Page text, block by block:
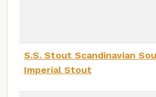
S.S. Stout Scandinavian
Imperial Stout